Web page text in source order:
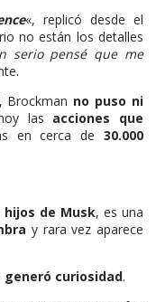
«, replicó desde el
no están los detalles
serio pensé que me
Brockman no puso ni
las acciones que
en cerca de 30.000
de Musk, es una
y rara vez aparece
generó curiosidad.